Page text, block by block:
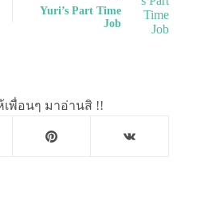
Yuri’s Part Time
Job
เพื่อนๆ มาอ่านสิ !!